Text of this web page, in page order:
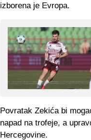
izborena je Evropa.
Povratak Zekića bi
napad na trofeje, a
Hercegovine.